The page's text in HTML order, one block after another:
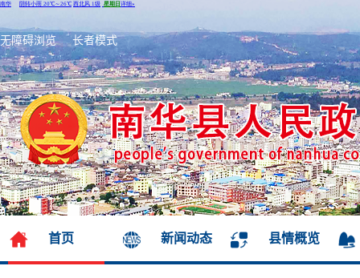
无障碍浏览 长者模式
首页 新闻动态 县情概览